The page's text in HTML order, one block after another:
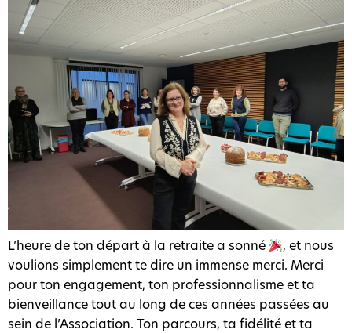
L’heure de ton départ à la retraite a sonné
, et nous
voulions simplement te dire un immense merci. Merci
pour ton engagement, ton professionnalisme et ta
bienveillance tout au long de ces années passées au
sein de l’Association. Ton parcours, ta fidélité et ta